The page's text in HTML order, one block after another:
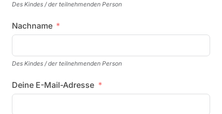
Des Kindes / der teilnehmenden Person
Nachname
Des Kindes / der teilnehmenden Person
Deine E-Mail-Adresse